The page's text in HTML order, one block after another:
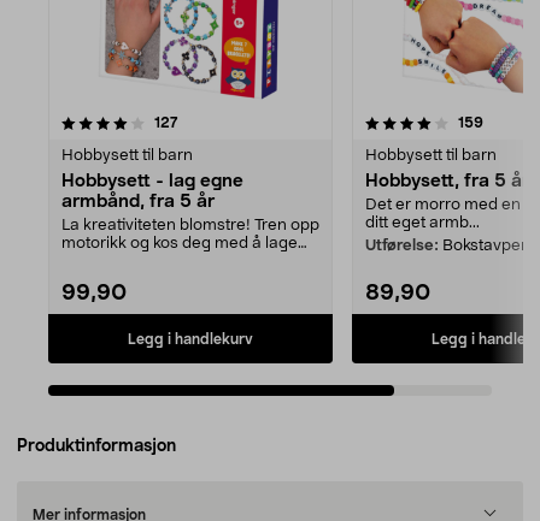
127anmeldelser
Hobbysett til barn
Hobbysett - lag egne
armbånd, fra 5 år
La kreativiteten blomstre! Tren opp
motorikk og kos deg med å lage
99,90
Legg i handlekurv
4.0av 5 stjerner 159
Hobbysett til barn
Hobbysett, fra 5 år
Det er morro med en
ditt eget armb...
Utførelse:
89,90
Legg i
Produktinformasjon
Mer informasjon